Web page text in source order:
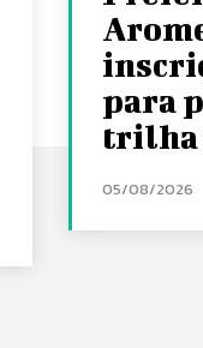
para
trilha
05/08/2026